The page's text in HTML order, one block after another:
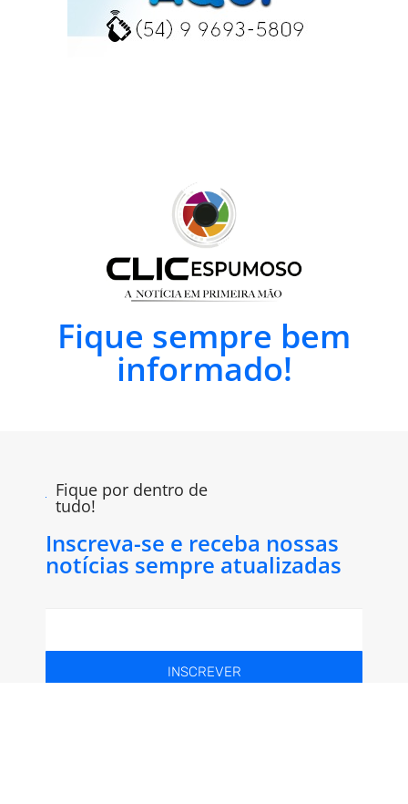
Fique sempre bem
informado!
Fique por dentro de
tudo!
Inscreva-se e receba nossas
notícias sempre atualizadas
INSCREVER